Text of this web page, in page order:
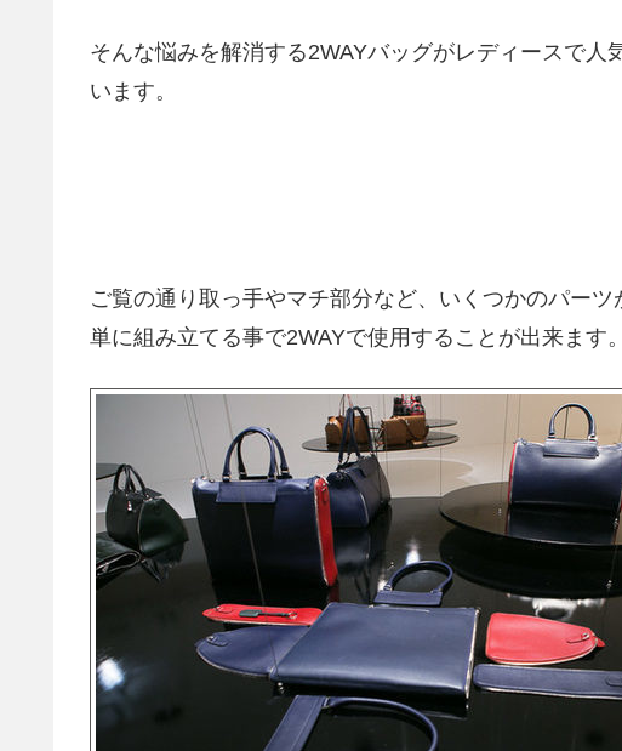
そんな悩みを解消する2WAYバッグがレディースで
います。
ご覧の通り取っ手やマチ部分など、いくつかのパー
単に組み立てる事で2WAYで使用することが出来ます。